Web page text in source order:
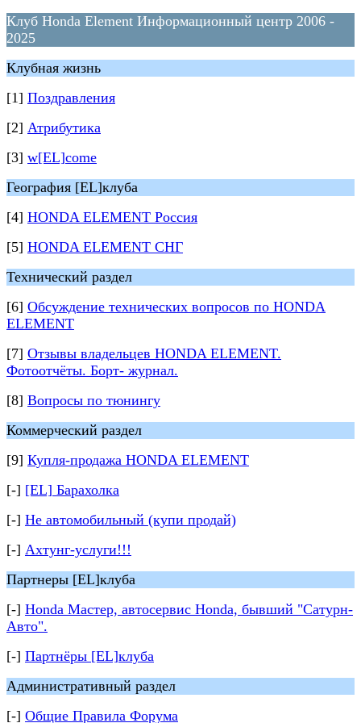
Клуб Honda Element Информационный центр 2006 -
2025
Клубная жизнь
[1] Поздравления
[2] Атрибутика
[3] w[EL]come
География [EL]клуба
[4] HONDA ELEMENT Россия
[5] HONDA ELEMENT СНГ
Технический раздел
[6] Обсуждение технических вопросов по HONDA
ELEMENT
[7] Отзывы владельцев HONDA ELEMENT.
Фотоотчёты. Борт- журнал.
[8] Вопросы по тюнингу
Коммерческий раздел
[9] Купля-продажа HONDA ELEMENT
[-] [EL] Барахолка
[-] Не автомобильный (купи продай)
[-] Ахтунг-услуги!!!
Партнеры [EL]клуба
[-] Honda Мастер, автосервис Honda, бывший "Сатурн-
Авто".
[-] Партнёры [EL]клуба
Административный раздел
[-] Общие Правила Форума